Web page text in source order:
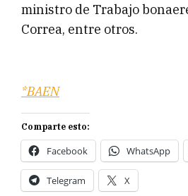
ministro de Trabajo
Correa, entre otros.
*BAEN
Comparte esto:
Facebook WhatsApp
Telegram X